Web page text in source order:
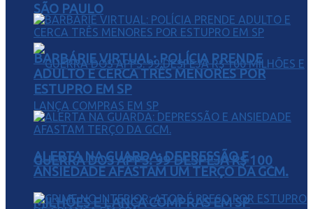
SÃO PAULO
GUERRA DOS APPS: 99 DESPEJA R$ 100
MILHÕES E LANÇA COMPRAS EM SP
BARBÁRIE VIRTUAL: POLÍCIA PRENDE
ADULTO E CERCA TRÊS MENORES POR
ESTUPRO EM SP
ALERTA NA GUARDA: DEPRESSÃO E
ANSIEDADE AFASTAM UM TERÇO DA GCM.